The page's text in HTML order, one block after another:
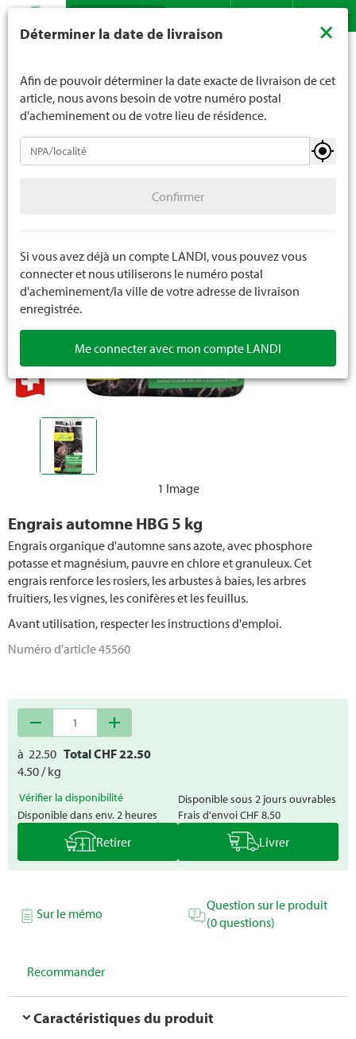
Recherche
1 Image
Engrais automne HBG 5 kg
Engrais organique d'automne sans azote, avec phosphore
potasse et magnésium, pauvre en chlore et granuleux. Cet
engrais renforce les rosiers, les arbustes à baies, les arbres
fruitiers, les vignes, les conifères et les feuillus.
Avant utilisation, respecter les instructions d'emploi.
Numéro d'article45560
remove add
à 22.50 Total CHF22.50
4.50 / kg
Vérifier la disponibilité
Disponible dans env. 2 heures
Disponible sous 2 jours ouvrables
Frais d'envoiCHF 8.50
Retirer Livrer
Sur le mémo
Question sur le produit
(0 questions)
Recommander
Caractéristiques du produit
Engrais
Engrais pour gazon
Engrais pour professionnels
Renforçateur de plantes
Déterminer la date de livraison ×
Afin de pouvoir déterminer la date exacte de livraison de cet
article, nous avons besoin de votre numéro postal
d'acheminement ou de votre lieu de résidence.
Confirmer
Si vous avez déjà un compte LANDI, vous pouvez vous
connecter et nous utiliserons le numéro postal
d'acheminement/la ville de votre adresse de livraison
enregistrée.
Me connecter avec mon compte LANDI
moins de 16 ans. La limite d'âge est de 18 ans pour les
nous indiquez votre âge de manière contraignante.